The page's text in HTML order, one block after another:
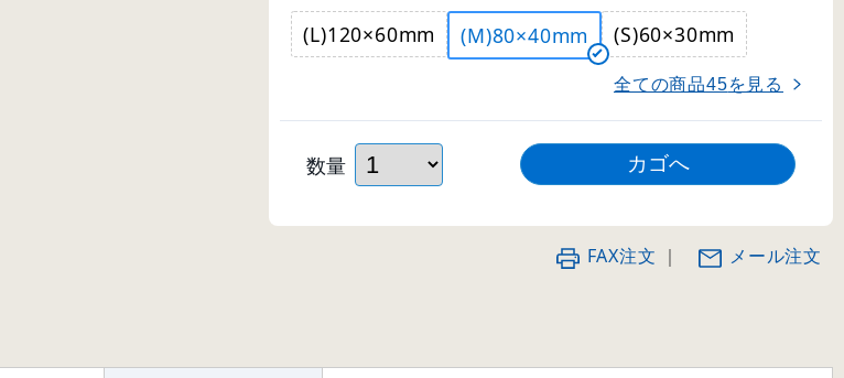
(L)120×60mm (M)80×40mm (S)60×30mm
全ての商品45を見る
数量
FAX注文 ｜ メール注文